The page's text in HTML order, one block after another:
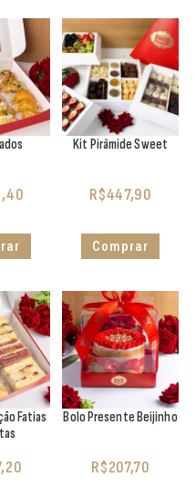
Kit Pirâmide Sweet
R$447,90
Comprar
Fatias
Bolo Presente Beijinho
R$207,70